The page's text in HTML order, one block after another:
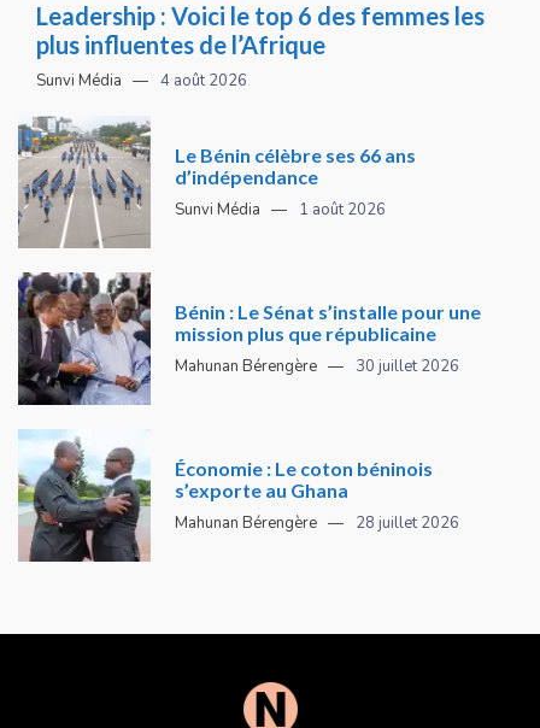
Leadership : Voici le top 6 des femmes les
plus influentes de l’Afrique
Sunvi Média 4 août 2026
Le Bénin célèbre ses 66 ans
d’indépendance
Sunvi Média 1 août 2026
Bénin : Le Sénat s’installe pour une
mission plus que républicaine
Mahunan Bérengère 30 juillet 2026
Économie : Le coton béninois
s’exporte au Ghana
Mahunan Bérengère 28 juillet 2026